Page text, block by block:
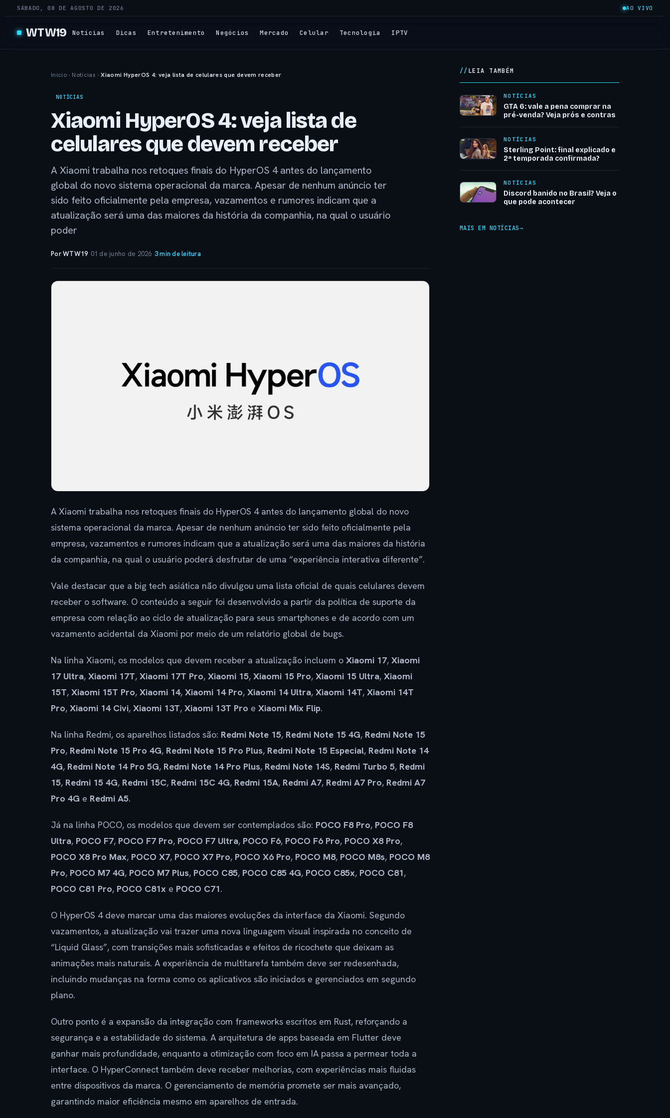
SÁBADO, 08 DE AGOSTO DE 2026 AO VIVO
WTW19 Notícias Dicas Entretenimento Negócios Mercado Celular Tecnologia IPTV
Início › Notícias › Xiaomi HyperOS 4: veja lista de celulares que devem receber
NOTÍCIAS
Xiaomi HyperOS 4: veja lista de
celulares que devem receber
A Xiaomi trabalha nos retoques finais do HyperOS 4 antes do lançamento
global do novo sistema operacional da marca. Apesar de nenhum anúncio ter
sido feito oficialmente pela empresa, vazamentos e rumores indicam que a
atualização será uma das maiores da história da companhia, na qual o usuário
poder
Por WTW19· 01 de junho de 2026·3 min de leitura
A Xiaomi trabalha nos retoques finais do HyperOS 4 antes do lançamento global do novo
sistema operacional da marca. Apesar de nenhum anúncio ter sido feito oficialmente pela
empresa, vazamentos e rumores indicam que a atualização será uma das maiores da história
da companhia, na qual o usuário poderá desfrutar de uma “experiência interativa diferente”.
Vale destacar que a big tech asiática não divulgou uma lista oficial de quais celulares devem
receber o software. O conteúdo a seguir foi desenvolvido a partir da política de suporte da
empresa com relação ao ciclo de atualização para seus smartphones e de acordo com um
vazamento acidental da Xiaomi por meio de um relatório global de bugs.
Na linha Xiaomi, os modelos que devem receber a atualização incluem o Xiaomi 17, Xiaomi
17 Ultra, Xiaomi 17T, Xiaomi 17T Pro, Xiaomi 15, Xiaomi 15 Pro, Xiaomi 15 Ultra, Xiaomi
15T, Xiaomi 15T Pro, Xiaomi 14, Xiaomi 14 Pro, Xiaomi 14 Ultra, Xiaomi 14T, Xiaomi 14T
Pro, Xiaomi 14 Civi, Xiaomi 13T, Xiaomi 13T Pro e Xiaomi Mix Flip.
Na linha Redmi, os aparelhos listados são: Redmi Note 15, Redmi Note 15 4G, Redmi Note 15
Pro, Redmi Note 15 Pro 4G, Redmi Note 15 Pro Plus, Redmi Note 15 Especial, Redmi Note 14
4G, Redmi Note 14 Pro 5G, Redmi Note 14 Pro Plus, Redmi Note 14S, Redmi Turbo 5, Redmi
15, Redmi 15 4G, Redmi 15C, Redmi 15C 4G, Redmi 15A, Redmi A7, Redmi A7 Pro, Redmi A7
Pro 4G e Redmi A5.
Já na linha POCO, os modelos que devem ser contemplados são: POCO F8 Pro, POCO F8
Ultra, POCO F7, POCO F7 Pro, POCO F7 Ultra, POCO F6, POCO F6 Pro, POCO X8 Pro,
POCO X8 Pro Max, POCO X7, POCO X7 Pro, POCO X6 Pro, POCO M8, POCO M8s, POCO M8
Pro, POCO M7 4G, POCO M7 Plus, POCO C85, POCO C85 4G, POCO C85x, POCO C81,
POCO C81 Pro, POCO C81x e POCO C71.
O HyperOS 4 deve marcar uma das maiores evoluções da interface da Xiaomi. Segundo
vazamentos, a atualização vai trazer uma nova linguagem visual inspirada no conceito de
“Liquid Glass”, com transições mais sofisticadas e efeitos de ricochete que deixam as
animações mais naturais. A experiência de multitarefa também deve ser redesenhada,
incluindo mudanças na forma como os aplicativos são iniciados e gerenciados em segundo
plano.
Outro ponto é a expansão da integração com frameworks escritos em Rust, reforçando a
segurança e a estabilidade do sistema. A arquitetura de apps baseada em Flutter deve
ganhar mais profundidade, enquanto a otimização com foco em IA passa a permear toda a
interface. O HyperConnect também deve receber melhorias, com experiências mais fluidas
entre dispositivos da marca. O gerenciamento de memória promete ser mais avançado,
garantindo maior eficiência mesmo em aparelhos de entrada.
LEIA TAMBÉM
NOTÍCIAS
GTA 6: vale a pena comprar na
pré-venda? Veja prós e contras
NOTÍCIAS
Sterling Point: final explicado e
2ª temporada confirmada?
NOTÍCIAS
Discord banido no Brasil? Veja o
que pode acontecer
MAIS EM NOTÍCIAS